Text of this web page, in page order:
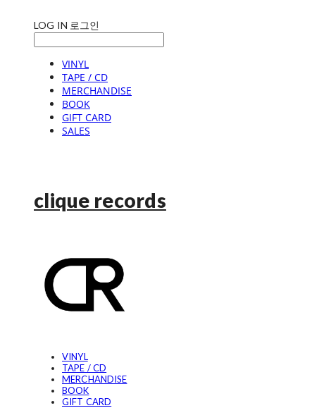
LOG IN 로그인
VINYL
TAPE / CD
MERCHANDISE
BOOK
GIFT CARD
SALES
clique records
VINYL
TAPE / CD
MERCHANDISE
BOOK
GIFT CARD